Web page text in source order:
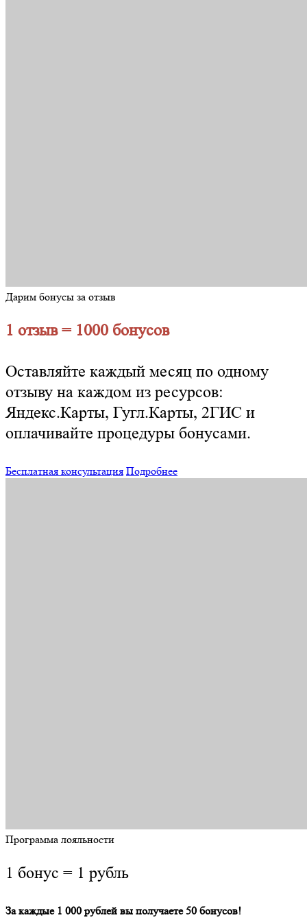
Дарим бонусы за отзыв
1 отзыв = 1000 бонусов
Оставляйте каждый месяц по одному
отзыву на каждом из ресурсов:
Яндекс.Карты, Гугл.Карты, 2ГИС и
оплачивайте процедуры бонусами.
Бесплатная консультация Подробнее
Программа лояльности
1 бонус = 1 рубль
За каждые 1 000 рублей вы получаете 50 бонусов!